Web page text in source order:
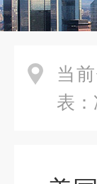
当
表